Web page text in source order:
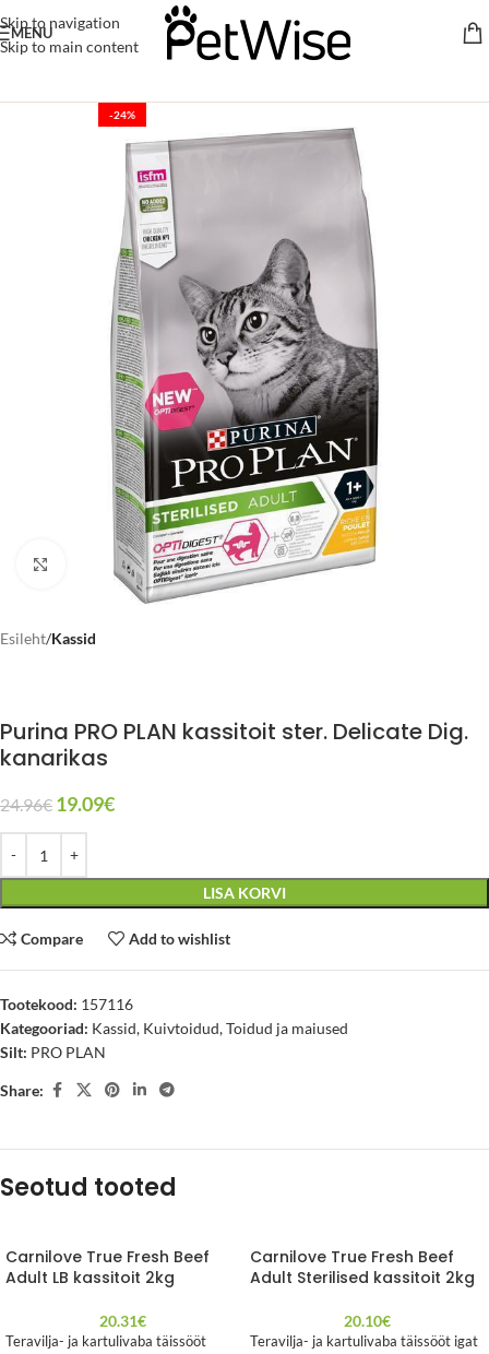
Skip to navigation
Skip to main content
MENU
-24%
Click to enlarge
Esileht Kassid
Purina PRO PLAN kassitoit ster. Delicate Dig.
kanarikas
24.96€ 19.09€
LISA KORVI
Compare Add to wishlist
Tootekood: 157116
Kategooriad: Kassid, Kuivtoidud,Toidud ja maiused
Silt: PRO PLAN
Share:
Seotud tooted
Carnilove True Fresh Beef
Adult LB kassitoit 2kg
20.31€
Teravilja- ja kartulivaba täissööt
Carnilove True Fresh Beef
Adult Sterilised kassitoit 2kg
20.10€
Teravilja- ja kartulivaba täissööt igat